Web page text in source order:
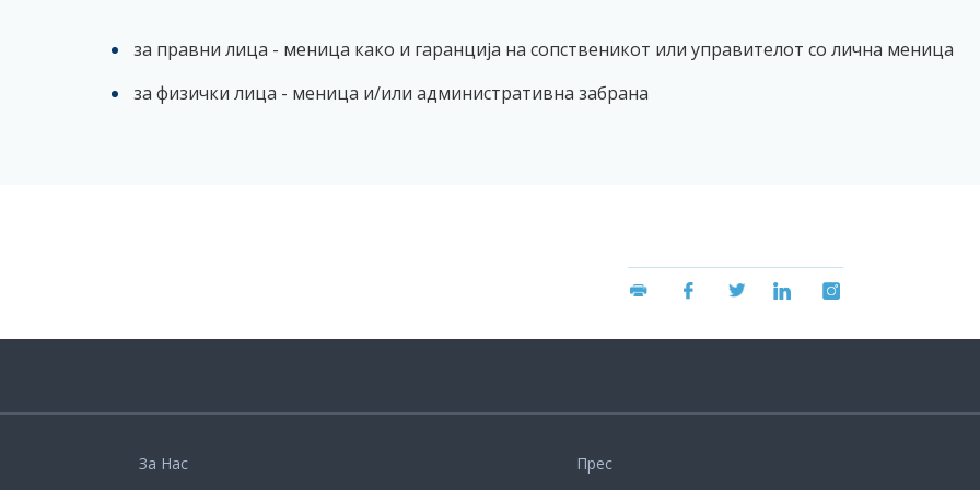
за правни лица - меница како и гаранција на сопственикот или управителот со лична меница
за физички лица - меница и/или административна забрана
За Нас
Прес